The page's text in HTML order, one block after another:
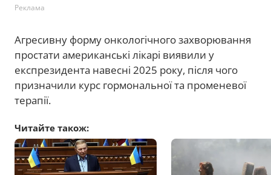
Реклама
Агресивну форму онкологічного захворювання
простати американські лікарі виявили у
експрезидента навесні 2025 року, після чого
призначили курс гормональної та променевої
терапії.
Читайте також: